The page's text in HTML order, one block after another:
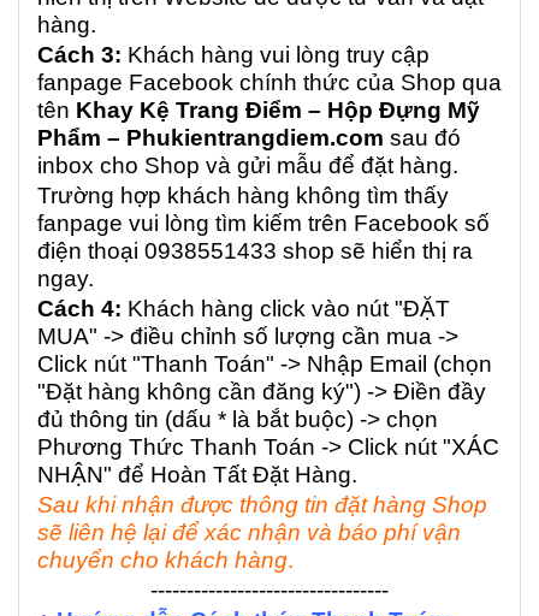
hàng.
Cách 3: Khách hàng vui lòng truy cập
fanpage Facebook chính thức của Shop qua
tên Khay Kệ Trang Điểm – Hộp Đựng Mỹ
Phẩm – Phukientrangdiem.com sau đó
inbox cho Shop và gửi mẫu để đặt hàng.
Trường hợp khách hàng không tìm thấy
fanpage vui lòng tìm kiếm trên Facebook số
điện thoại 0938551433 shop sẽ hiển thị ra
ngay.
Cách 4: Khách hàng click vào nút "ĐẶT
MUA" -> điều chỉnh số lượng cần mua ->
Click nút "Thanh Toán" -> Nhập Email (chọn
"Đặt hàng không cần đăng ký") -> Điền đầy
đủ thông tin (dấu * là bắt buộc) -> chọn
Phương Thức Thanh Toán -> Click nút "XÁC
NHẬN" để Hoàn Tất Đặt Hàng.
Sau khi nhận được thông tin đặt hàng Shop
sẽ liên hệ lại để xác nhận và báo phí vận
chuyển cho khách hàng.
---------------------------------